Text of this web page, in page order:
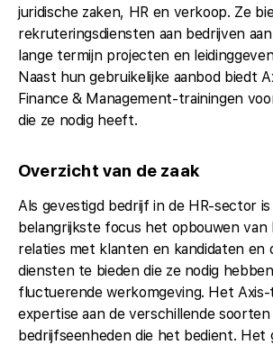
juridische zaken, HR en verkoop. Ze
rekruteringsdiensten aan bedrijven
lange termijn projecten en
Naast hun gebruikelijke aanbod biedt
Finance & Management-trainingen
die ze nodig heeft.
Overzicht van de zaak
Als gevestigd bedrijf in de HR-sector
belangrijkste focus het opbouwen van
relaties met klanten en kandidaten en
diensten te bieden die ze nodig
fluctuerende werkomgeving. Het
expertise aan de verschillende soorten
bedrijfseenheden die het bedient. Het